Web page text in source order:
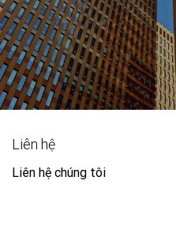
Liên hệ
Liên hệ chúng tôi